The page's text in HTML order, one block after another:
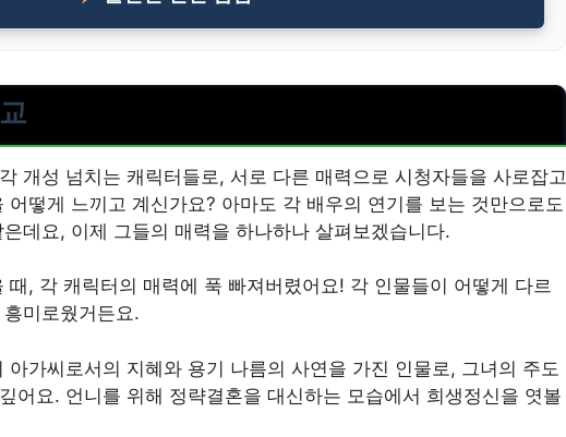
개성 넘치는 캐릭터들로, 서로 다른 매력으로 시청자들을 사로잡고
떻게 느끼고 계신가요? 아마도 각 배우의 연기를 보는 것만으로도
데요, 이제 그들의 매력을 하나하나 살펴보겠습니다.
때, 각 캐릭터의 매력에 푹 빠져버렸어요! 각 인물들이 어떻게 다르
미로웠거든요.
아가씨로서의 지혜와 용기 나름의 사연을 가진 인물로, 그녀의 주도
어요. 언니를 위해 정략결혼을 대신하는 모습에서 희생정신을 엿볼